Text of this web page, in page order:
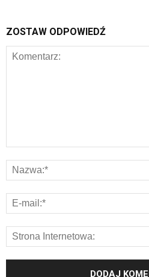
ZOSTAW ODPOWIEDŹ